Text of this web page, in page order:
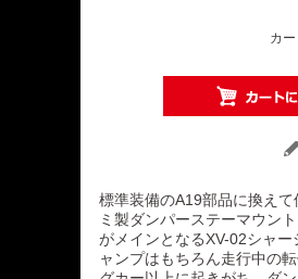
カ
標準装備のA19部品に換え
ミ製ダンパーステーマウン
がメインとなるXV-02シャー
ャンプはもちろん走行中の